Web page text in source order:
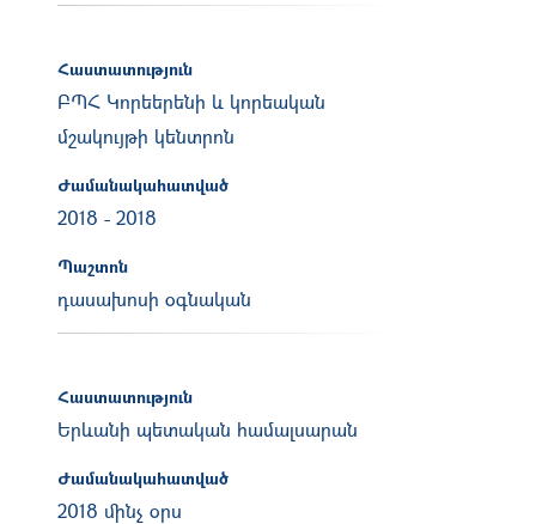
Հաստատություն
ԲՊՀ Կորեերենի և կորեական
մշակույթի կենտրոն
Ժամանակահատված
2018 - 2018
Պաշտոն
դասախոսի օգնական
Հաստատություն
Երևանի պետական համալսարան
Ժամանակահատված
2018 մինչ օրս